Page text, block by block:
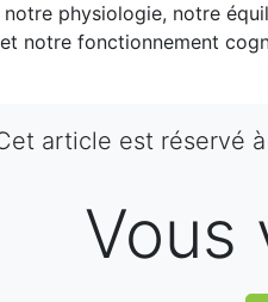
notre physiologie, notre
notre fonctionnement
article est réservé
Vous